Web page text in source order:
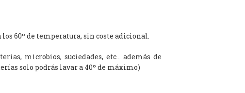
60º de temperatura, sin coste adicional.
microbios, suciedades, etc… además de
solo podrás lavar a 40º de máximo)